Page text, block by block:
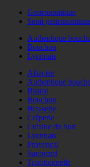
Gastronomique
Semi
Authentique
Bouchon
Lyonnais
Alsacien
Authentique
Bistrot
Bouchon
Brasserie
Crêperie
Cuisine du Sud
Lyonnais
Provençal
Savoyard
Traditionnelle